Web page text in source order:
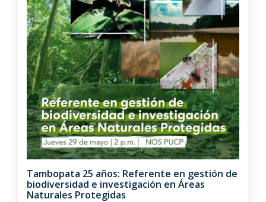
Tambopata 25 años: Referente en gestión de
biodiversidad e investigación en Áreas
Naturales Protegidas